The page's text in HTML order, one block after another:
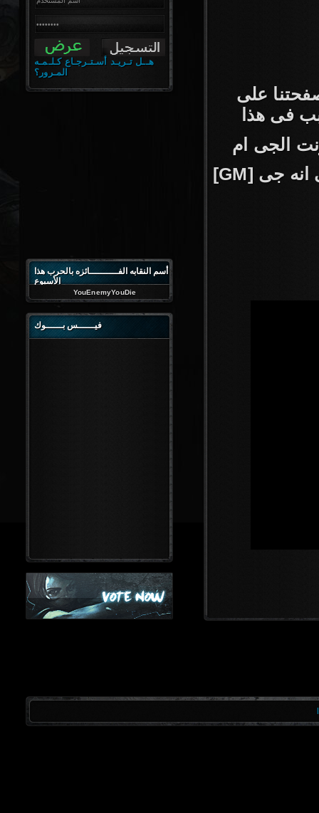
هــل تـريـد أسـتـرجـاع كـلـمـه
المـرور؟
أسم النقابه الفــــــــــائزه بالحرب هذا
الأسبوع
YouEnemyYouDie
فيــــــس بــــــوك
على
فى هذا
الجى ام
[GM] طبعا هيكون باسم اللعبه وزياده العلامه الداله على انه جى